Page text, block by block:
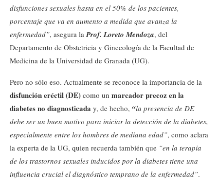
disfunciones sexuales hasta en el 50% de los pacientes,
porcentaje que va en aumento a medida que avanza la
enfermedad”, asegura la Prof. Loreto Mendoza, del
Departamento de Obstetricia y Ginecología de la Facultad de
Medicina de la Universidad de Granada (UG).
Pero no sólo eso. Actualmente se reconoce la importancia de la
disfunción eréctil (DE) como un marcador precoz en la
diabetes no diagnosticada y, de hecho, “la presencia de DE
debe ser un buen motivo para iniciar la detección de la diabetes,
especialmente entre los hombres de mediana edad”, como aclara
la experta de la UG, quien recuerda también que “en la terapia
de los trastornos sexuales inducidos por la diabetes tiene una
influencia crucial el diagnóstico temprano de la enfermedad”.